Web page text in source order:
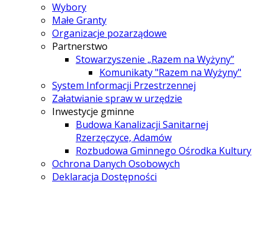
Wybory
Małe Granty
Organizacje pozarządowe
Partnerstwo
Stowarzyszenie „Razem na Wyżyny”
Komunikaty "Razem na Wyżyny"
System Informacji Przestrzennej
Załatwianie spraw w urzędzie
Inwestycje gminne
Budowa Kanalizacji Sanitarnej
Rzerzęczyce, Adamów
Rozbudowa Gminnego Ośrodka Kultury
Ochrona Danych Osobowych
Deklaracja Dostępności